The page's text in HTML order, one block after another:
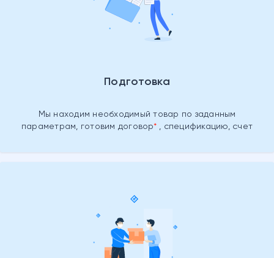
Подготовка
Мы находим необходимый товар по заданным
параметрам, готовим договор , спецификацию, счет